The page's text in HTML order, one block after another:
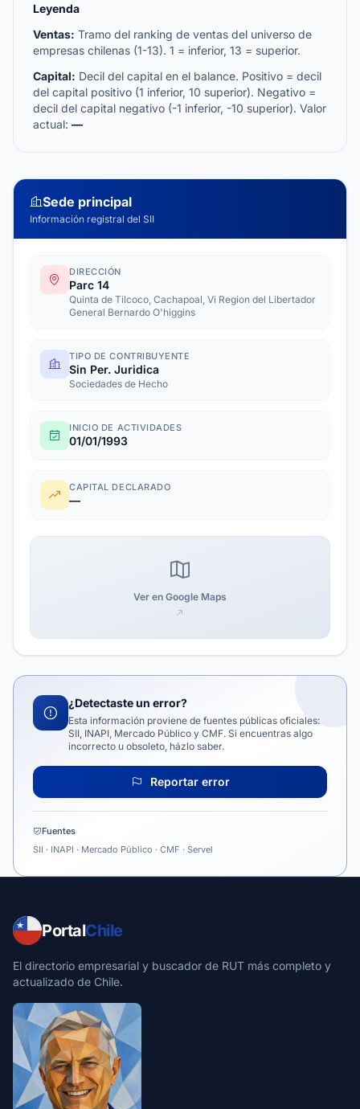
Leyenda
Ventas: Tramo del ranking de ventas del universo de
empresas chilenas (1-13). 1 = inferior, 13 = superior.
Capital: Decil del capital en el balance. Positivo = decil
del capital positivo (1 inferior, 10 superior). Negativo =
decil del capital negativo (-1 inferior, -10 superior). Valor
actual: —
Sede principal
Información registral del SII
DIRECCIÓN
Parc 14
Quinta de Tilcoco, Cachapoal, Vi Region del Libertador
General Bernardo O'higgins
TIPO DE CONTRIBUYENTE
Sin Per. Juridica
Sociedades de Hecho
INICIO DE ACTIVIDADES
01/01/1993
CAPITAL DECLARADO
—
Ver en Google Maps
¿Detectaste un error?
Esta información proviene de fuentes públicas oficiales:
SII, INAPI, Mercado Público y CMF. Si encuentras algo
incorrecto u obsoleto, házlo saber.
Reportar error
Fuentes
SII · INAPI · Mercado Público · CMF · Servel
PortalChile
El directorio empresarial y buscador de RUT más completo y
actualizado de Chile.